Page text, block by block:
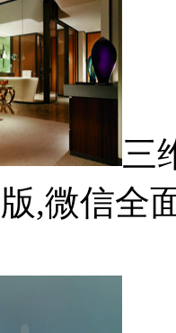
三
,微信全